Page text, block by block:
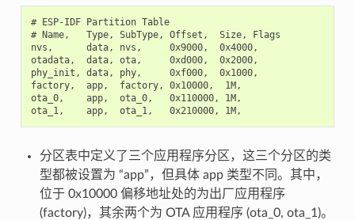
# ESP-IDF Partition Table
# Name,   Type, SubType, Offset,  Size, Flags
nvs,      data, nvs,     0x9000,  0x4000,
otadata,  data, ota,     0xd000,  0x2000,
phy_init, data, phy,     0xf000,  0x1000,
factory,  app,  factory, 0x10000,  1M,
ota_0,    app,  ota_0,   0x110000, 1M,
分区表中定义了三个应用程序分区，这三个分区的类
型都被设置为 “app”，但具体 app 类型不同。其中，
位于 0x10000 偏移地址处的为出厂应用程序
(factory)，其余两个为 OTA 应用程序 (ota_0, ota_1)。